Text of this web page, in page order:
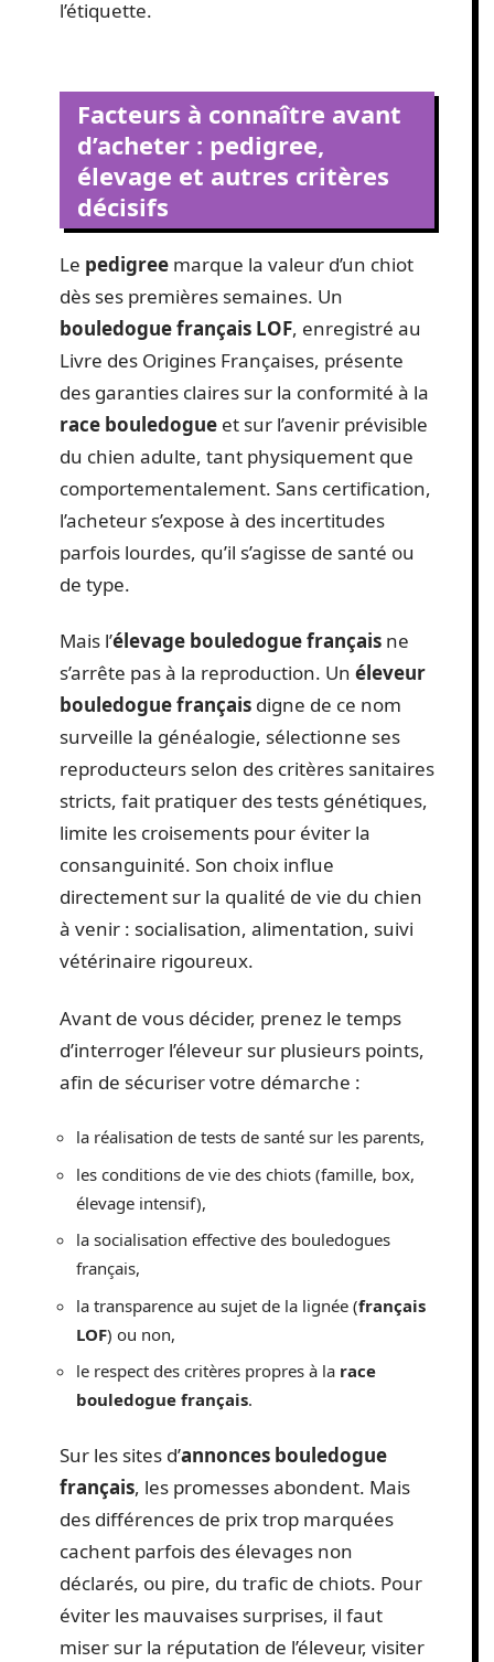
l’étiquette.
Facteurs à connaître avant
d’acheter : pedigree,
élevage et autres critères
décisifs
Le pedigree marque la valeur d’un chiot
dès ses premières semaines. Un
bouledogue français LOF, enregistré au
Livre des Origines Françaises, présente
des garanties claires sur la conformité à la
race bouledogue et sur l’avenir prévisible
du chien adulte, tant physiquement que
comportementalement. Sans certification,
l’acheteur s’expose à des incertitudes
parfois lourdes, qu’il s’agisse de santé ou
de type.
Mais l’élevage bouledogue français ne
s’arrête pas à la reproduction. Un éleveur
bouledogue français digne de ce nom
surveille la généalogie, sélectionne ses
reproducteurs selon des critères sanitaires
stricts, fait pratiquer des tests génétiques,
limite les croisements pour éviter la
consanguinité. Son choix influe
directement sur la qualité de vie du chien
à venir : socialisation, alimentation, suivi
vétérinaire rigoureux.
Avant de vous décider, prenez le temps
d’interroger l’éleveur sur plusieurs points,
afin de sécuriser votre démarche :
la réalisation de tests de santé sur les parents,
les conditions de vie des chiots (famille, box,
élevage intensif),
la socialisation effective des bouledogues
français,
la transparence au sujet de la lignée (français
LOF) ou non,
le respect des critères propres à la race
bouledogue français.
Sur les sites d’annonces bouledogue
français, les promesses abondent. Mais
des différences de prix trop marquées
cachent parfois des élevages non
déclarés, ou pire, du trafic de chiots. Pour
éviter les mauvaises surprises, il faut
miser sur la réputation de l’éleveur, visiter